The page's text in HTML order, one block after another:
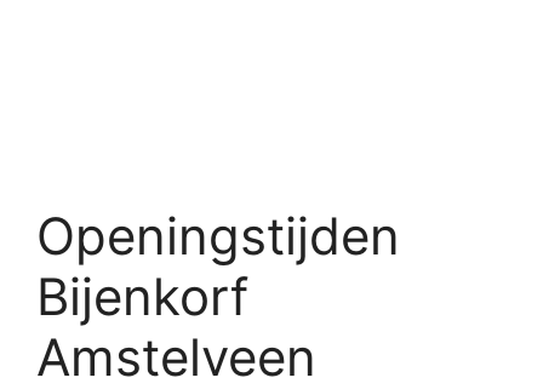
Openingstijden
Bijenkorf
Amstelveen